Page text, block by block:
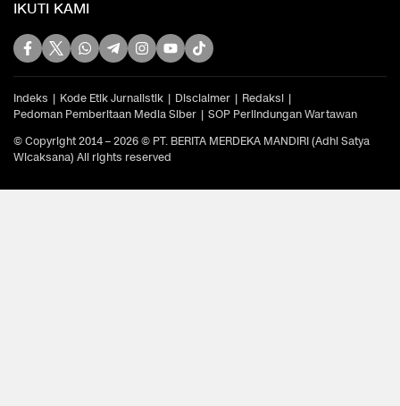
IKUTI KAMI
Indeks Kode Etik Jurnalistik Disclaimer
Redaksi
Pedoman Pemberitaan Media Siber
SOP Perlindungan Wartawan
© Copyright 2014 – 2026 © PT. BERITA MERDEKA MANDIRI (Adhi Satya
Wicaksana) All rights reserved